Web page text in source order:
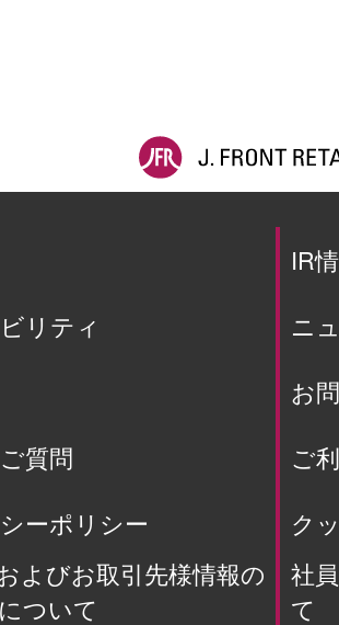
IR
リティ
ニ
お
質問
ご
ーポリシー
ク
よびお取引先様情報の
ついて
社
て